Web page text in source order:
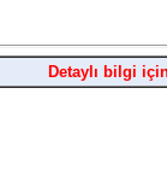
Detaylı bilgi